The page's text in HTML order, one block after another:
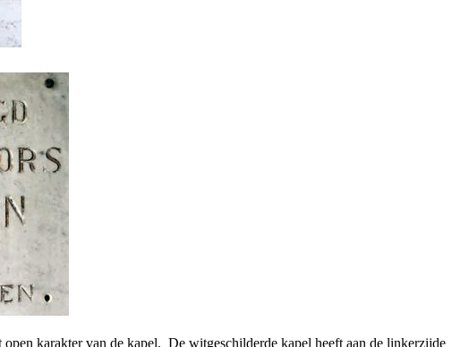
karakter van de kapel. De witgeschilderde kapel heeft aan de linkerzijde